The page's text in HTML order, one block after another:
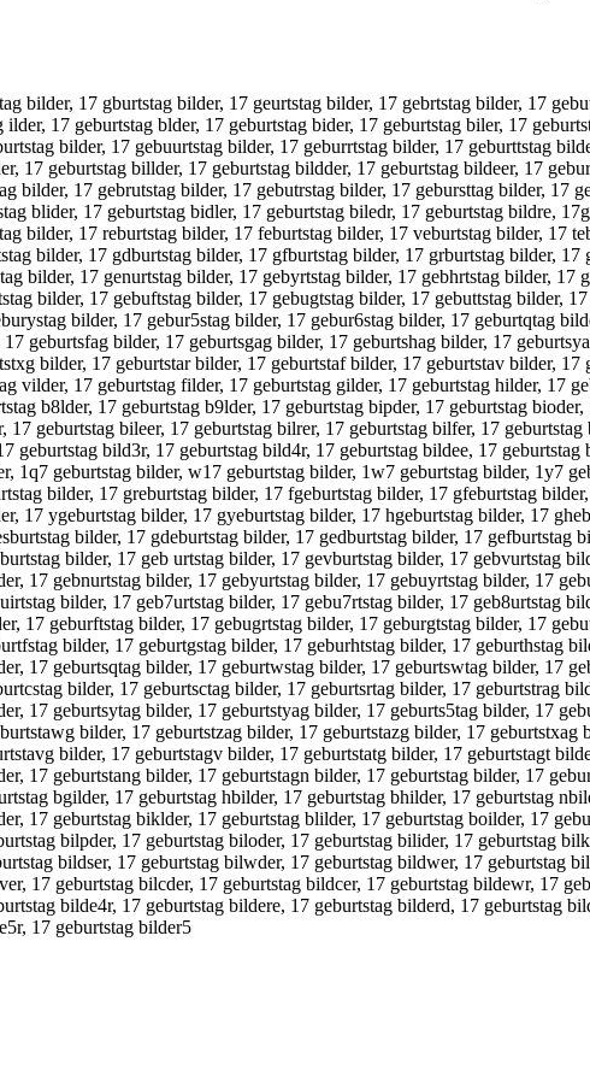
bilder, 17 gburtstag bilder, 17 geurtstag bilder, 17 gebrtstag bilder, 17
17 geburtstag blder, 17 geburtstag bider, 17 geburtstag biler, 17
bilder, 17 gebuurtstag bilder, 17 geburrtstag bilder, 17 geburttstag
17 geburtstag billder, 17 geburtstag bildder, 17 geburtstag bildeer, 17
bilder, 17 gebrutstag bilder, 17 gebutrstag bilder, 17 gebursttag bilder, 17
blider, 17 geburtstag bidler, 17 geburtstag biledr, 17 geburtstag bildre,
bilder, 17 reburtstag bilder, 17 feburtstag bilder, 17 veburtstag bilder, 17
bilder, 17 gdburtstag bilder, 17 gfburtstag bilder, 17 grburtstag bilder,
bilder, 17 genurtstag bilder, 17 gebyrtstag bilder, 17 gebhrtstag bilder,
bilder, 17 gebuftstag bilder, 17 gebugtstag bilder, 17 gebuttstag bilder,
bilder, 17 gebur5stag bilder, 17 gebur6stag bilder, 17 geburtqtag
geburtsfag bilder, 17 geburtsgag bilder, 17 geburtshag bilder, 17
bilder, 17 geburtstar bilder, 17 geburtstaf bilder, 17 geburtstav bilder,
vilder, 17 geburtstag filder, 17 geburtstag gilder, 17 geburtstag hilder, 17
b8lder, 17 geburtstag b9lder, 17 geburtstag bipder, 17 geburtstag
geburtstag bileer, 17 geburtstag bilrer, 17 geburtstag bilfer, 17
geburtstag bild3r, 17 geburtstag bild4r, 17 geburtstag bildee, 17
1q7 geburtstag bilder, w17 geburtstag bilder, 1w7 geburtstag bilder, 1y7
bilder, 17 greburtstag bilder, 17 fgeburtstag bilder, 17 gfeburtstag
17 ygeburtstag bilder, 17 gyeburtstag bilder, 17 hgeburtstag bilder, 17
bilder, 17 gdeburtstag bilder, 17 gedburtstag bilder, 17 gefburtstag
bilder, 17 geb urtstag bilder, 17 gevburtstag bilder, 17 gebvurtstag
17 gebnurtstag bilder, 17 gebyurtstag bilder, 17 gebuyrtstag bilder, 17
bilder, 17 geb7urtstag bilder, 17 gebu7rtstag bilder, 17 geb8urtstag
17 geburftstag bilder, 17 gebugrtstag bilder, 17 geburgtstag bilder, 17
bilder, 17 geburtgstag bilder, 17 geburhtstag bilder, 17 geburthstag
17 geburtsqtag bilder, 17 geburtwstag bilder, 17 geburtswtag bilder, 17
bilder, 17 geburtsctag bilder, 17 geburtsrtag bilder, 17 geburtstrag
17 geburtsytag bilder, 17 geburtstyag bilder, 17 geburts5tag bilder, 17
bilder, 17 geburtstzag bilder, 17 geburtstazg bilder, 17
bilder, 17 geburtstagv bilder, 17 geburtstatg bilder, 17 geburtstagt
17 geburtstang bilder, 17 geburtstagn bilder, 17 geburtstag bilder, 17
bgilder, 17 geburtstag hbilder, 17 geburtstag bhilder, 17 geburtstag
17 geburtstag biklder, 17 geburtstag blilder, 17 geburtstag boilder, 17
bilpder, 17 geburtstag biloder, 17 geburtstag bilider, 17 geburtstag
bildser, 17 geburtstag bilwder, 17 geburtstag bildwer, 17 geburtstag
17 geburtstag bilcder, 17 geburtstag bildcer, 17 geburtstag bildewr, 17
bilde4r, 17 geburtstag bildere, 17 geburtstag bilderd, 17 geburtstag
17 geburtstag bilder5